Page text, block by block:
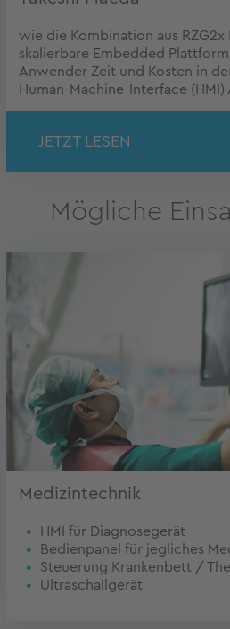
wie die Kombination aus RZG2x
skalierbare Embedded Plattform
Anwender Zeit und Kosten in
Human-Machine-Interface
JETZT LESEN
Mögliche
Medizintechnik
HMI für Diagnosegerät
Bedienpanel für jegliches
Steuerung Krankenbett /
Ultraschallgerät